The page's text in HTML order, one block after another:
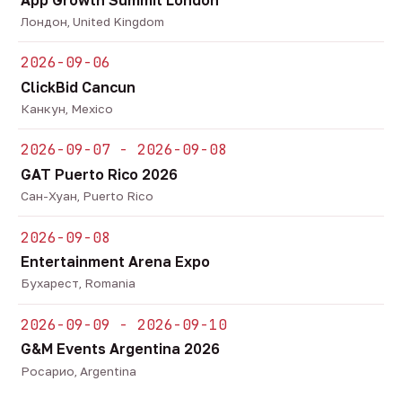
Лондон, United Kingdom
2026-09-06
ClickBid Cancun
Канкун, Mexico
2026-09-07 - 2026-09-08
GAT Puerto Rico 2026
Сан-Хуан, Puerto Rico
2026-09-08
Entertainment Arena Expo
Бухарест, Romania
2026-09-09 - 2026-09-10
G&M Events Argentina 2026
Росарио, Argentina